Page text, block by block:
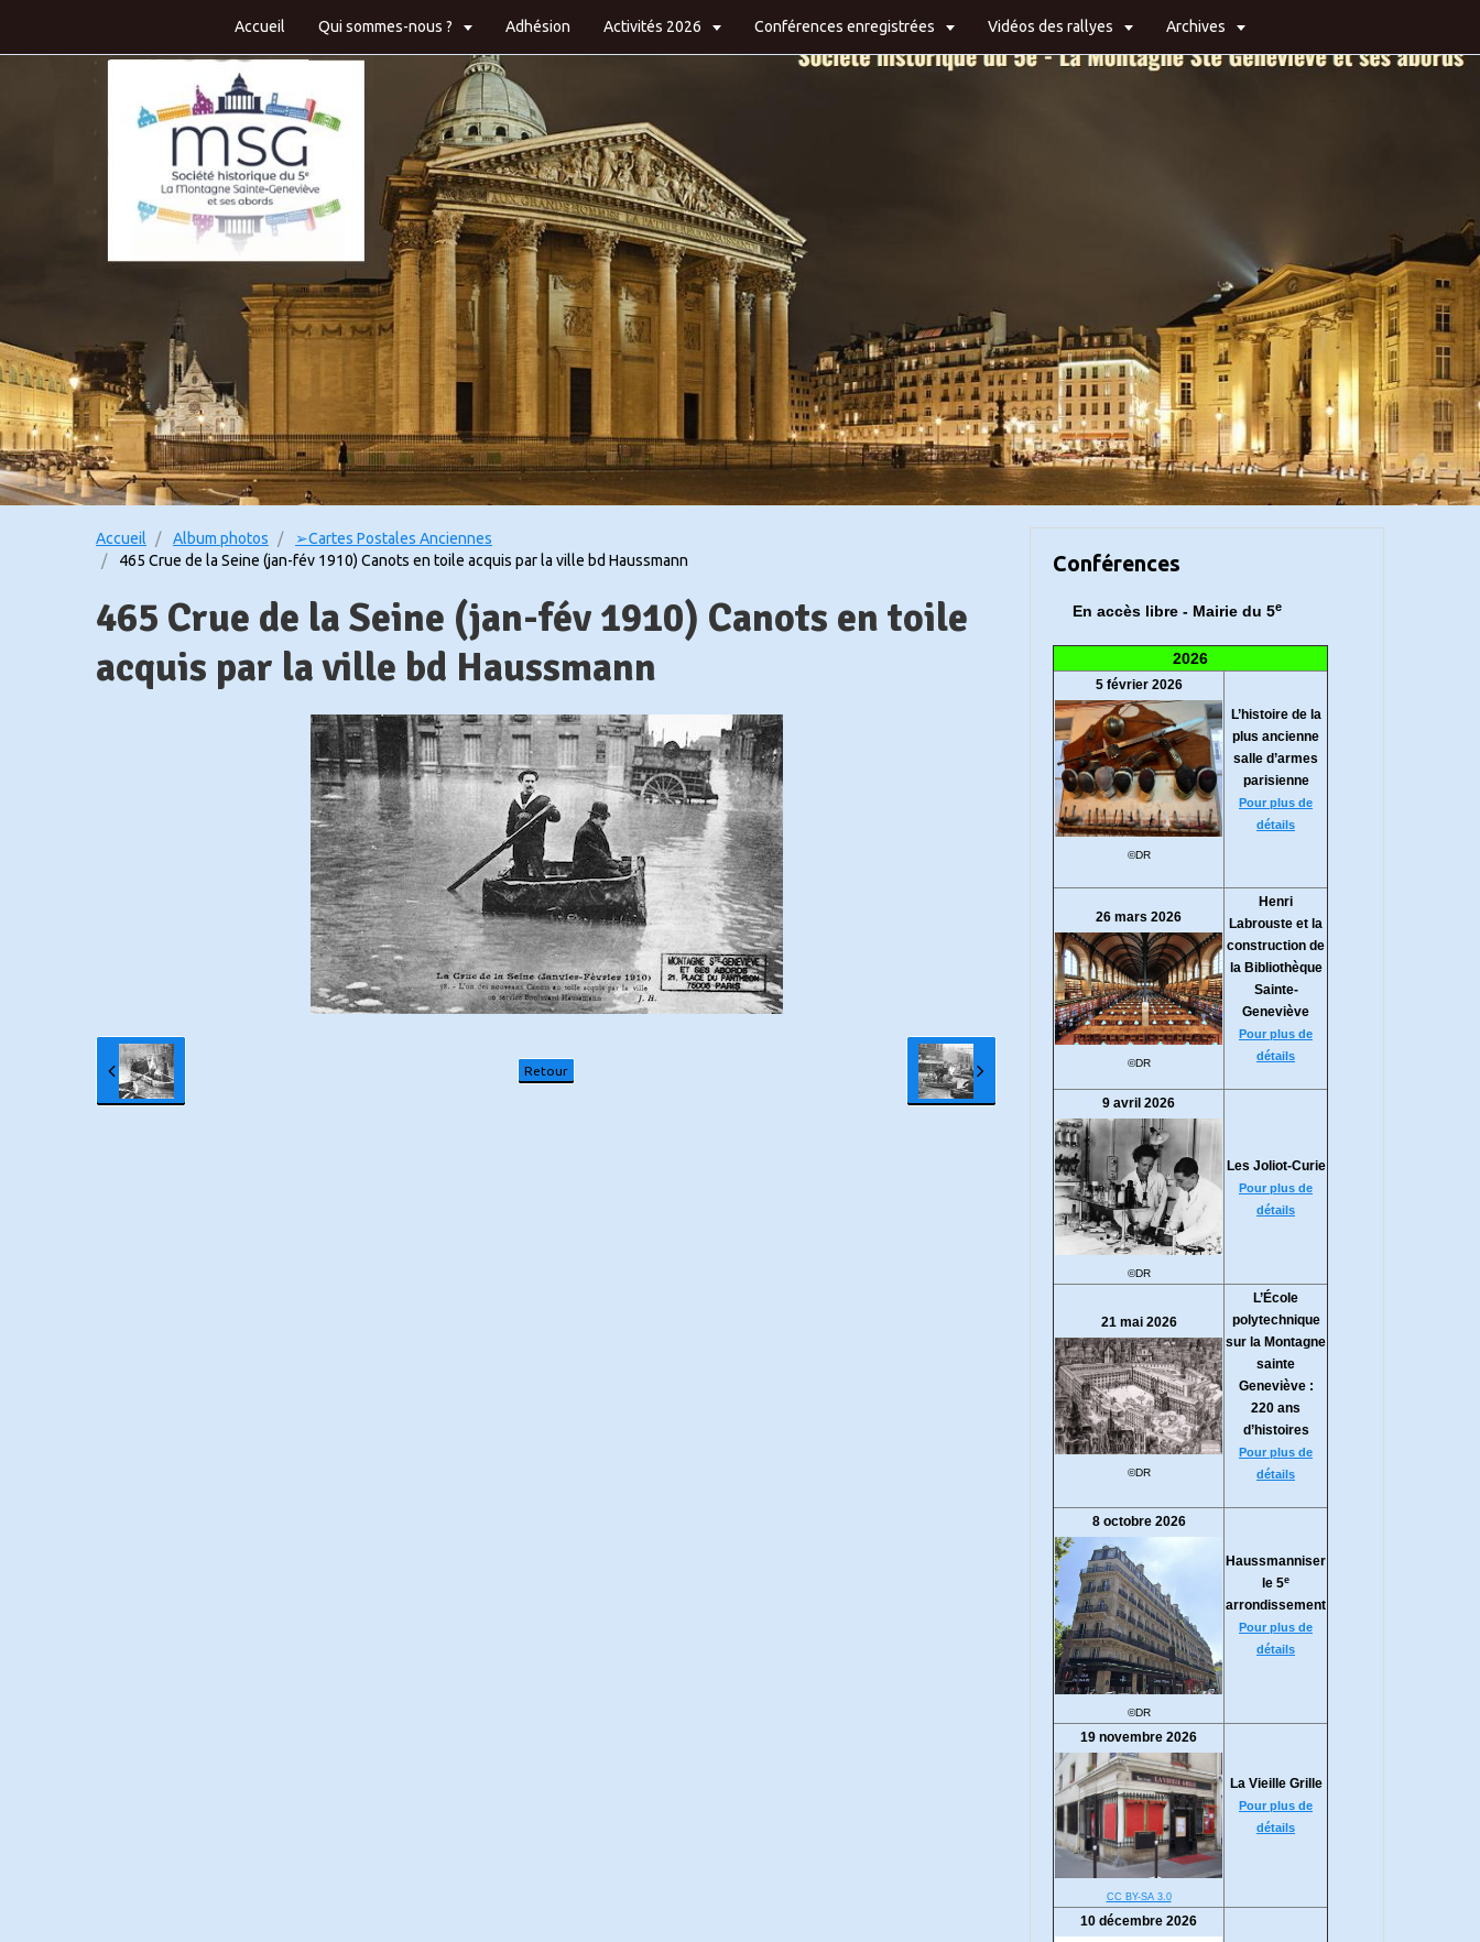
Accueil Qui sommes-nous ? Adhésion Activités 2026 Conférences enregistrées Vidéos des rallyes Archives
Accueil Album photos
➢Cartes Postales Anciennes
465 Crue de la Seine (jan-fév 1910) Canots en toile acquis par la ville bd Haussmann
465 Crue de la Seine (jan-fév 1910) Canots en toile
acquis par la ville bd Haussmann
Retour
Conférences
En accès libre - Mairie du 5e
2026
5 février 2026
©DR
L’histoire de la
plus ancienne
salle d’armes
parisienne
Pour plus de
détails
26 mars 2026
©DR
Henri
Labrouste et la
construction de
la Bibliothèque
Sainte-
Geneviève
Pour plus de
détails
9 avril 2026
©DR
Les Joliot-Curie
Pour plus de
détails
21 mai 2026
©DR
L’École
polytechnique
sur la Montagne
sainte
Geneviève :
220 ans
d’histoires
Pour plus de
détails
8 octobre 2026
©DR
Haussmanniser
le 5e
arrondissement
Pour plus de
détails
19 novembre 2026
CC BY-SA 3.0
La Vieille Grille
Pour plus de
détails
10 décembre 2026